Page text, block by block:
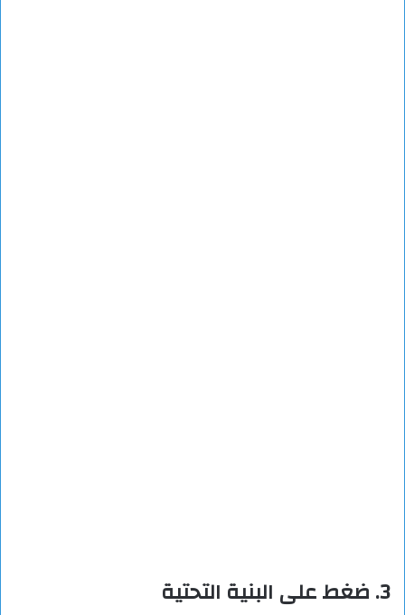
3. ضغط على البنية التحتية